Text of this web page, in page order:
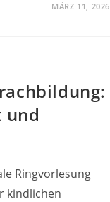
MÄRZ 11, 2026
und
Ringvorlesung
kindlichen